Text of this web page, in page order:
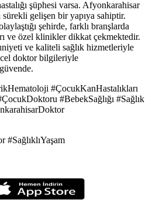
şüphesi varsa. Afyonkarahisar
sürekli gelişen bir yapıya sahiptir.
şehirde, farklı branşlarda
ve özel klinikler dikkat çekmektedir.
ve kaliteli sağlık hizmetleriyle
doktor bilgileriyle
#ÇocukKanHastalıkları
#BebekSağlığı #Sağlık